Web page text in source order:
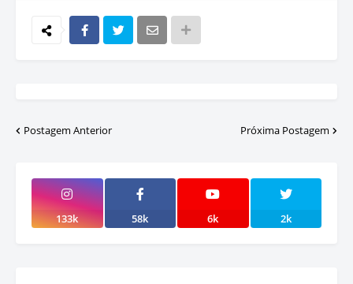
Postagem Anterior Próxima Postagem
133k 58k 6k 2k